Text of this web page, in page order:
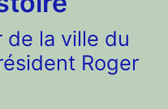
de la ville du
Roger